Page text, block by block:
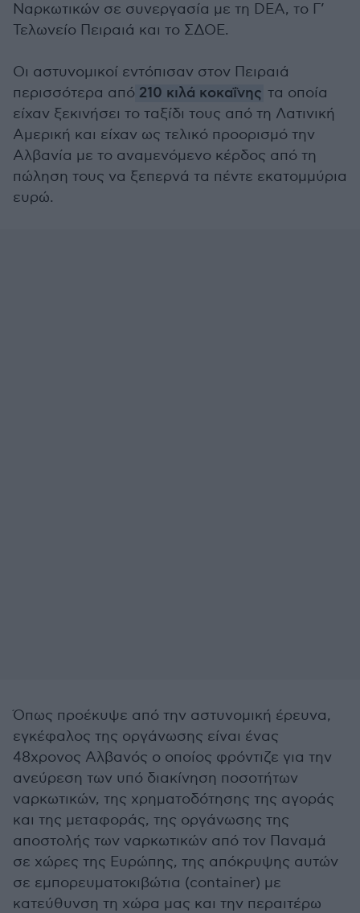
Ναρκωτικών σε συνεργασία με τη DEA, το Γ’
Τελωνείο Πειραιά και το ΣΔΟΕ.
Οι αστυνομικοί εντόπισαν στον Πειραιά
περισσότερα από 210 κιλά κοκαΐνης τα οποία
είχαν ξεκινήσει το ταξίδι τους από τη Λατινική
Αμερική και είχαν ως τελικό προορισμό την
Αλβανία με το αναμενόμενο κέρδος από τη
πώληση τους να ξεπερνά τα πέντε εκατομμύρια
ευρώ.
Όπως προέκυψε από την αστυνομική έρευνα,
εγκέφαλος της οργάνωσης είναι ένας
48χρονος Αλβανός ο οποίος φρόντιζε για την
ανεύρεση των υπό διακίνηση ποσοτήτων
ναρκωτικών, της χρηματοδότησης της αγοράς
και της μεταφοράς, της οργάνωσης της
αποστολής των ναρκωτικών από τον Παναμά
σε χώρες της Ευρώπης, της απόκρυψης αυτών
σε εμπορευματοκιβώτια (container) με
κατεύθυνση τη χώρα μας και την περαιτέρω